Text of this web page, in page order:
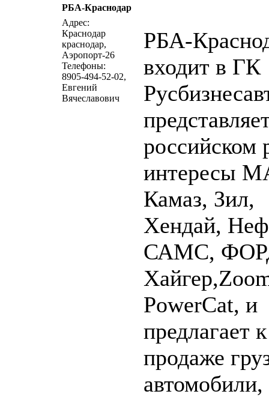
РБА-Краснодар
Адрес:
Краснодар
краснодар,
Аэропорт-26
Телефоны:
8905-494-52-02,
Евгений
Вячеславович
РБА-
входит в ГК
российском
интересы
Камаз, Зил,
Хендай,
САМС,
PowerCat, и
предлагает к
продаже
автомобили,